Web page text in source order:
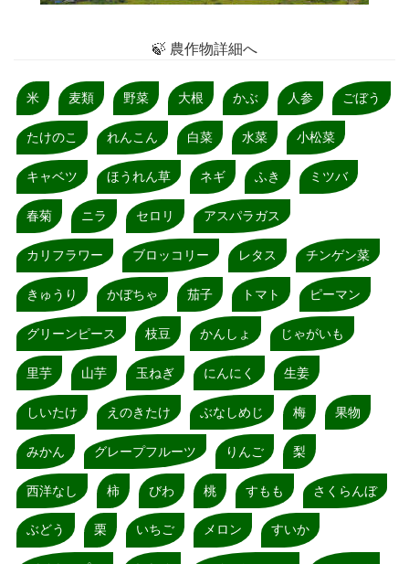
🍃 農作物詳細へ
米 麦類 野菜 大根 かぶ 人参 ごぼう
たけのこ れんこん 白菜 水菜 小松菜
キャベツ ほうれん草 ネギ ふき ミツバ
春菊 ニラ セロリ アスパラガス
カリフラワー ブロッコリー レタス チンゲン菜
きゅうり かぼちゃ 茄子 トマト ピーマン
グリーンピース 枝豆 かんしょ じゃがいも
里芋 山芋 玉ねぎ にんにく 生姜
しいたけ えのきたけ ぶなしめじ 梅 果物
みかん グレープフルーツ りんご 梨
西洋なし 柿 びわ 桃 すもも さくらんぼ
ぶどう 栗 いちご メロン すいか